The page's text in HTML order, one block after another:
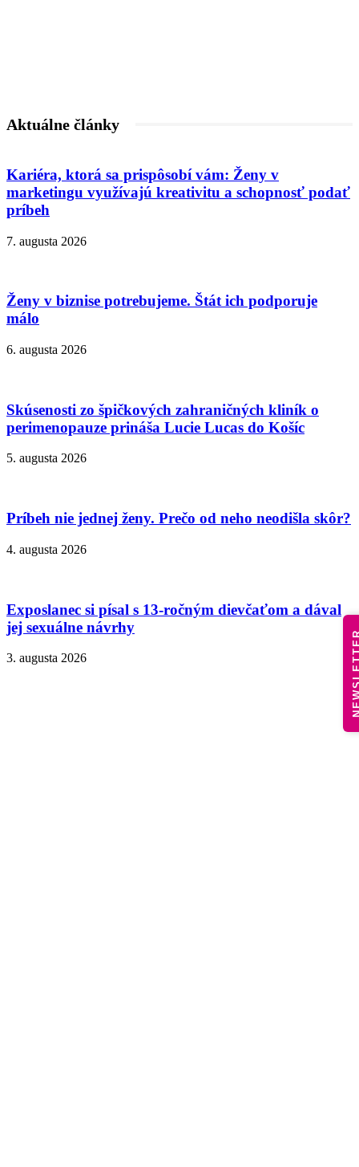
Aktuálne články
Kariéra, ktorá sa prispôsobí vám: Ženy v
marketingu využívajú kreativitu a schopnosť podať
príbeh
7. augusta 2026
Ženy v biznise potrebujeme. Štát ich podporuje
málo
6. augusta 2026
Skúsenosti zo špičkových zahraničných kliník o
perimenopauze prináša Lucie Lucas do Košíc
5. augusta 2026
Príbeh nie jednej ženy. Prečo od neho neodišla skôr?
4. augusta 2026
Exposlanec si písal s 13-ročným dievčaťom a dával
jej sexuálne návrhy
3. augusta 2026